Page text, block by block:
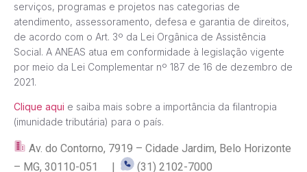
serviços, programas e projetos nas categorias de
atendimento, assessoramento, defesa e garantia de direitos,
de acordo com o Art. 3º da Lei Orgânica de Assistência
Social. A ANEAS atua em conformidade à legislação vigente
por meio da Lei Complementar nº 187 de 16 de dezembro de
2021.
Clique aqui e saiba mais sobre a importância da filantropia
(imunidade tributária) para o país.
Av. do Contorno, 7919 – Cidade Jardim, Belo Horizonte
– MG, 30110-051 |
(31) 2102-7000